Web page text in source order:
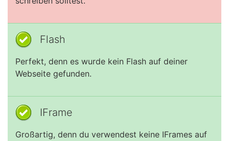
Flash
Perfekt, denn es wurde kein Flash auf deiner
Webseite gefunden.
IFrame
Großartig, denn du verwendest keine IFrames auf